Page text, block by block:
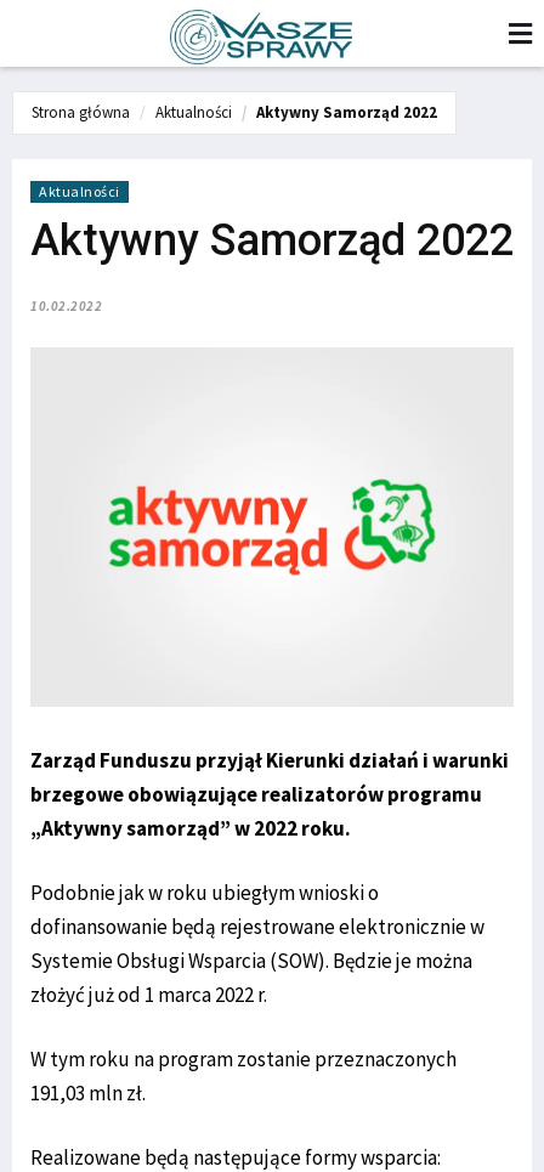
Strona główna Aktualności Aktywny Samorząd 2022
Aktualności
Aktywny Samorząd 2022
10.02.2022
Zarząd Funduszu przyjął Kierunki działań i warunki
brzegowe obowiązujące realizatorów programu
„Aktywny samorząd” w 2022 roku.
Podobnie jak w roku ubiegłym wnioski o
dofinansowanie będą rejestrowane elektronicznie w
Systemie Obsługi Wsparcia (SOW). Będzie je można
złożyć już od 1 marca 2022 r.
W tym roku na program zostanie przeznaczonych
191,03 mln zł.
Realizowane będą następujące formy wsparcia: